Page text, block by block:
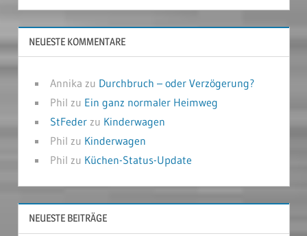
NEUESTE KOMMENTARE
Annika zu Durchbruch – oder Verzögerung?
Phil zu Ein ganz normaler Heimweg
StFederzu Kinderwagen
Phil zu Kinderwagen
Phil zu Küchen-Status-Update
NEUESTE BEITRÄGE